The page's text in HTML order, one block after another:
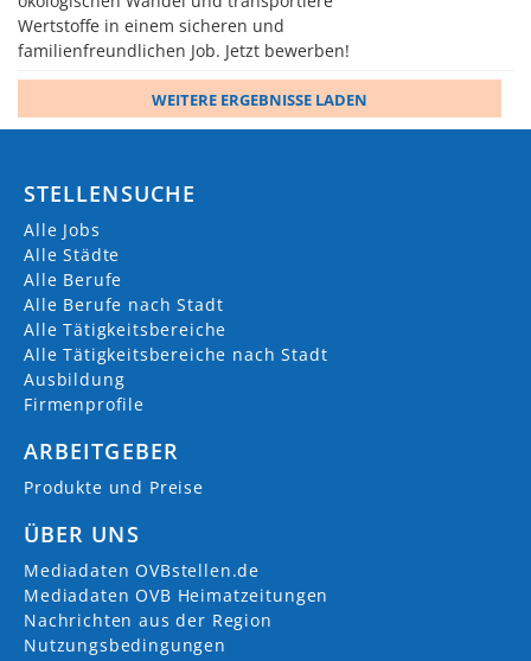
Wertstoffe in einem sicheren und
familienfreundlichen Job. Jetzt bewerben!
WEITERE ERGEBNISSE LADEN
STELLENSUCHE
Alle Jobs
Alle Städte
Alle Berufe
Alle Berufe nach Stadt
Alle Tätigkeitsbereiche
Alle Tätigkeitsbereiche nach Stadt
Ausbildung
Firmenprofile
ARBEITGEBER
Produkte und Preise
ÜBER UNS
Mediadaten OVBstellen.de
Mediadaten OVB Heimatzeitungen
Nachrichten aus der Region
Nutzungsbedingungen